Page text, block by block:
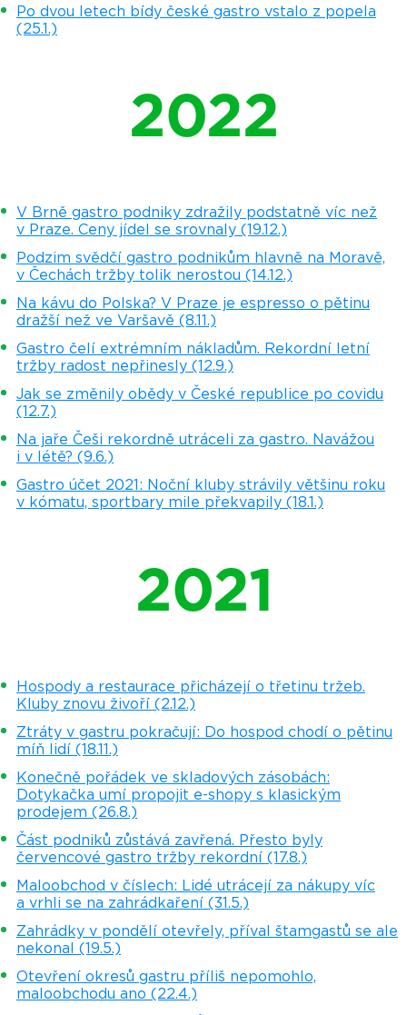
Po dvou letech bídy české gastro vstalo z popela
(25.1.)
2022
V Brně gastro podniky zdražily podstatně víc než
v Praze. Ceny jídel se srovnaly (19.12.)
Podzim svědčí gastro podnikům hlavně na Moravě,
v Čechách tržby tolik nerostou (14.12.)
Na kávu do Polska? V Praze je espresso o pětinu
dražší než ve Varšavě (8.11.)
Gastro čelí extrémním nákladům. Rekordní letní
tržby radost nepřinesly (12.9.)
Jak se změnily obědy v České republice po covidu
(12.7.)
Na jaře Češi rekordně utráceli za gastro. Navážou
i v létě? (9.6.)
Gastro účet 2021: Noční kluby strávily většinu roku
v kómatu, sportbary mile překvapily (18.1.)
2021
Hospody a restaurace přicházejí o třetinu tržeb.
Kluby znovu živoří (2.12.)
Ztráty v gastru pokračují: Do hospod chodí o pětinu
míň lidí (18.11.)
Konečně pořádek ve skladových zásobách:
Dotykačka umí propojit e-shopy s klasickým
prodejem (26.8.)
Část podniků zůstává zavřená. Přesto byly
červencové gastro tržby rekordní (17.8.)
Maloobchod v číslech: Lidé utrácejí za nákupy víc
a vrhli se na zahrádkaření (31.5.)
Zahrádky v pondělí otevřely, příval štamgastů se ale
nekonal (19.5.)
Otevření okresů gastru příliš nepomohlo,
maloobchodu ano (22.4.)